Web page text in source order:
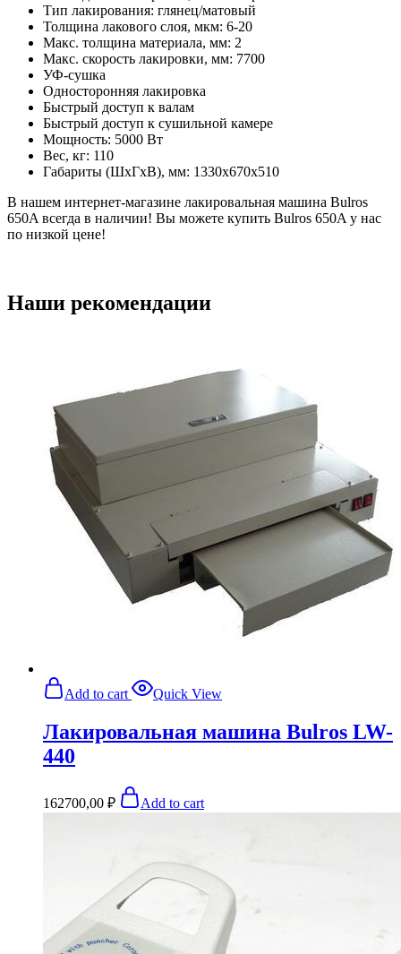
Тип лакирования: глянец/матовый
Толщина лакового слоя, мкм: 6-20
Макс. толщина материала, мм: 2
Макс. скорость лакировки, мм: 7700
УФ-сушка
Односторонняя лакировка
Быстрый доступ к валам
Быстрый доступ к сушильной камере
Мощность: 5000 Вт
Вес, кг: 110
Габариты (ШxГxВ), мм: 1330x670x510
В нашем интернет-магазине лакировальная машина Bulros
650A всегда в наличии! Вы можете купить Bulros 650A у нас
по низкой цене!
Наши рекомендации
Add to cart Quick View
Лакировальная машина Bulros LW-
440
162700,00 ₽ Add to cart